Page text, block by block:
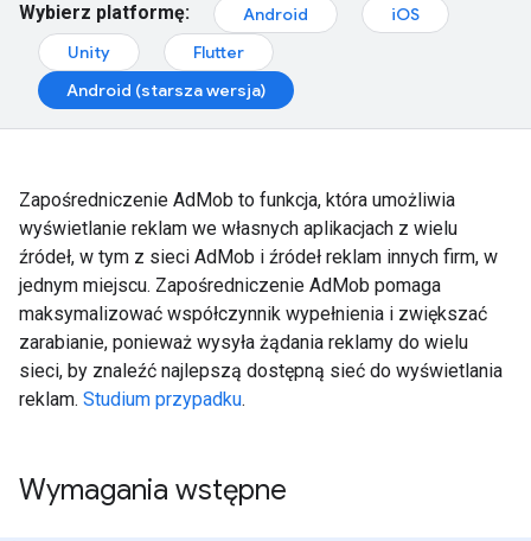
Wybierz platformę: Android
iOS
Unity
Flutter
Android (starsza wersja)
Zapośredniczenie AdMob to funkcja, która umożliwia
wyświetlanie reklam we własnych aplikacjach z wielu
źródeł, w tym z sieci AdMob i źródeł reklam innych firm, w
jednym miejscu. Zapośredniczenie AdMob pomaga
maksymalizować współczynnik wypełnienia i zwiększać
zarabianie, ponieważ wysyła żądania reklamy do wielu
sieci, by znaleźć najlepszą dostępną sieć do wyświetlania
reklam. Studium przypadku.
Wymagania wstępne